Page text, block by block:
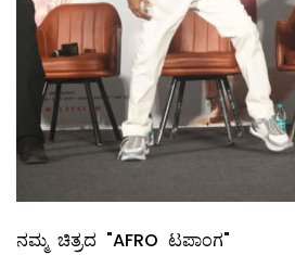
ನಮ್ಮ ಚಿತ್ರದ "AFRO ಟಪಾಂಗ"